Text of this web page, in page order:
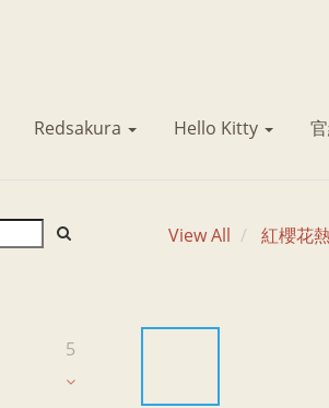
Redsakura Hello Kitty
5
View All 紅櫻花